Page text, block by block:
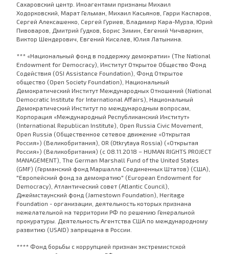
Сахаровский центр. Иноагентами признаны Михаил
Ходорковский, Марат Гельман, Михаил Касьянов, Гарри Каспаров,
Сергей Алексашенко, Сергей Гуриев, Владимир Кара-Мурза, Юрий
Пивоваров, Дмитрий Гудков, Борис Зимин, Евгений Чичваркин,
Виктор Шендерович, Евгений Киселев, Юлия Латынина.
*** «Национальный фонд в поддержку демократии» (The National
Endowment for Democracy), Институт Открытое Общество Фонд
Содействия (OSI Assistance Foundation), Фонд Открытое
общество (Open Society Foundation), Национальный
Демократический Институт Международных Отношений (National
Democratic Institute for International Affairs), Национальный
Демократический Институт по международным вопросам,
Корпорация «Международный Республиканский Институт»
(International Republican Institute), Open Russia Civic Movement,
Open Russia (Общественное сетевое движение «Открытая
Россия») (Великобритания), OR (Otkrytaya Rossia) («Открытая
Россия») (Великобритания) (с 08.11.2018 – HUMAN RIGHTS PROJECT
MANAGEMENT), The German Marshall Fund of the United States
(GMF) (Германский фонд Маршалла Соединенных Штатов) (США),
"Европейский фонд за демократию" (European Endowment for
Democracy), Атлантический совет (Atlantic Council),
Джеймстаунский фонд (Jamestown Foundation), Heritage
Foundation - организации, деятельность которых признана
нежелательной на территории РФ по решению Генеральной
прокуратуры. Деятельность Агентства США по международному
развитию (USAID) запрещена в России.
**** Фонд борьбы с коррупцией признан экстремистской